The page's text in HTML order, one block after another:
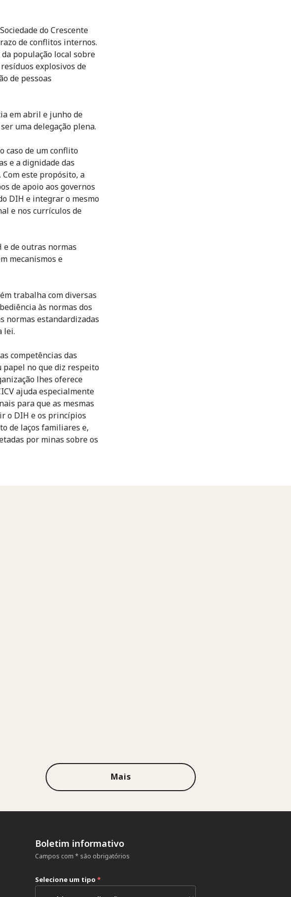
do Crescente
de conflitos internos.
população local sobre
explosivos de
de pessoas
em abril e junho de
uma delegação plena.
caso de um conflito
e a dignidade das
este propósito, a
de apoio aos governos
DIH e integrar o mesmo
e nos currículos de
e de outras normas
mecanismos e
trabalha com diversas
às normas dos
normas estandardizadas
lei.
competências das
papel no que diz respeito
lhes oferece
ajuda especialmente
para que as mesmas
o DIH e os princípios
de laços familiares e,
por minas sobre os
Mais
Boletim informativo
Campos com * são obrigatórios
Selecione um tipo *